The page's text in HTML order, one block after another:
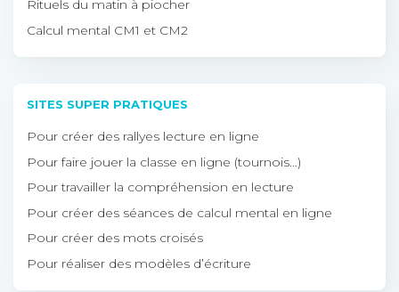
Rituels du matin à piocher
Calcul mental CM1 et CM2
SITES SUPER PRATIQUES
Pour créer des rallyes lecture en ligne
Pour faire jouer la classe en ligne (tournois…)
Pour travailler la compréhension en lecture
Pour créer des séances de calcul mental en ligne
Pour créer des mots croisés
Pour réaliser des modèles d’écriture